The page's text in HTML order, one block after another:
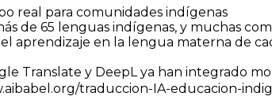
real para comunidades indígenas
de 65 lenguas indígenas, y muchas
aprendizaje en la lengua materna de
Translate y DeepL ya han integrado
traduccion-IA-educacion-